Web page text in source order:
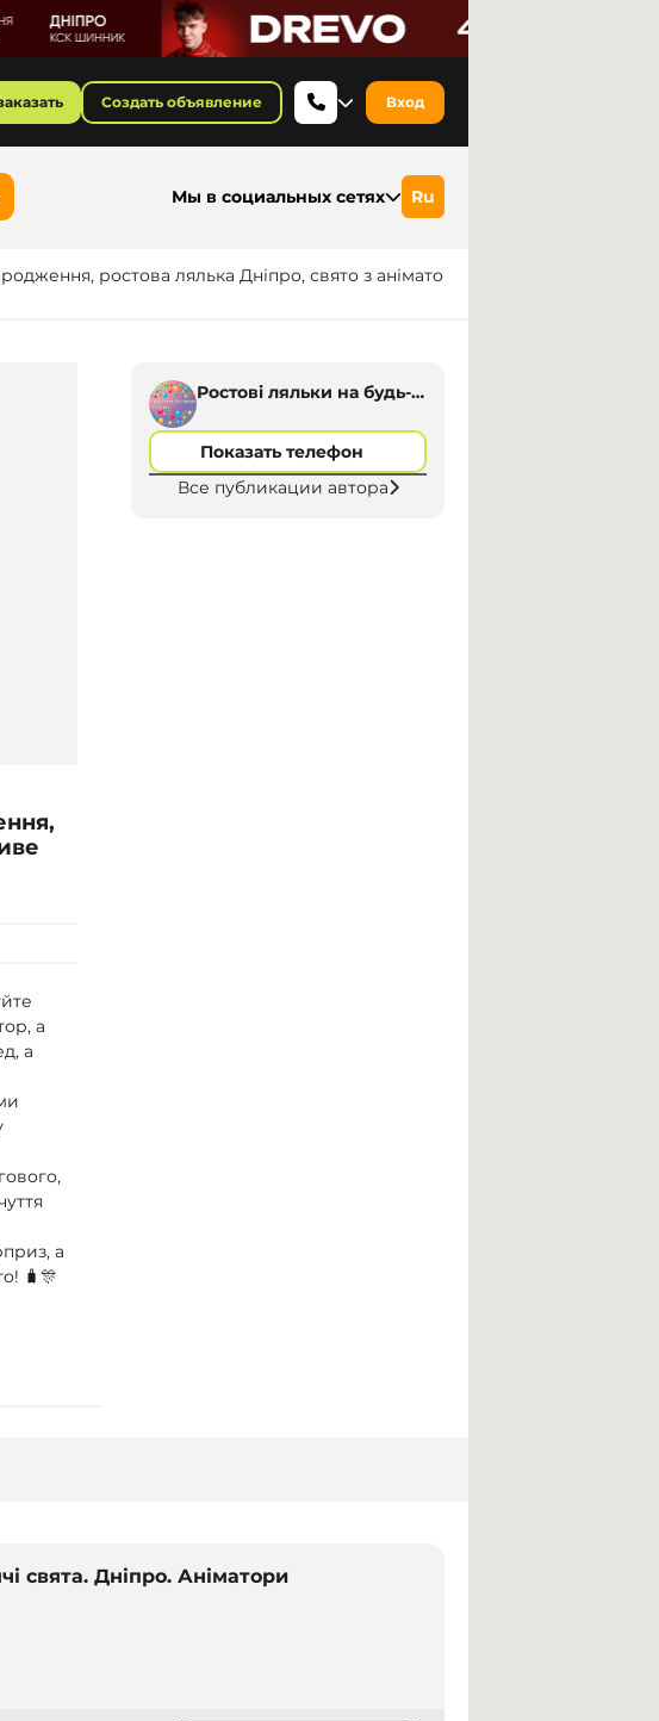
Создать объявление Вход
Мы в социальных сетях Ru
ростова лялька Дніпро, свято з анімато
а
а
а
🧳🎊
Ростові ляльки на будь-
Показать телефон
Все публикации автора
свята. Дніпро. Аніматори